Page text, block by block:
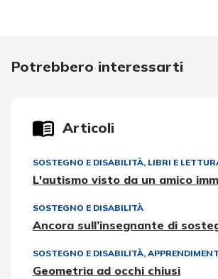
Potrebbero interessarti
Articoli
SOSTEGNO E DISABILITÀ, LIBRI E
L'autismo visto da un amico
SOSTEGNO E DISABILITÀ
Ancora sull’insegnante di
SOSTEGNO E DISABILITÀ,
Geometria ad occhi chiusi